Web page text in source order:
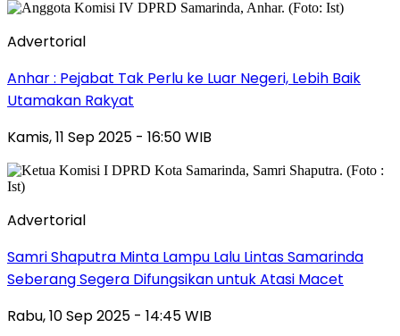
Advertorial
Anhar : Pejabat Tak Perlu ke Luar Negeri, Lebih Baik
Utamakan Rakyat
Kamis, 11 Sep 2025 - 16:50 WIB
Advertorial
Samri Shaputra Minta Lampu Lalu Lintas Samarinda
Seberang Segera Difungsikan untuk Atasi Macet
Rabu, 10 Sep 2025 - 14:45 WIB